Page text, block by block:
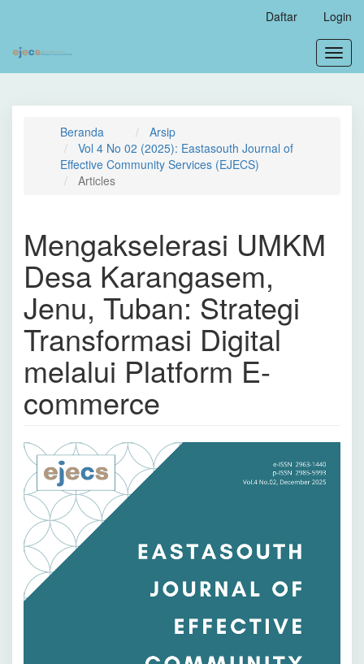
Utama
Bilah
Daftar Login
Beranda
Arsip
Vol 4 No 02 (2025): Eastasouth Journal of
Effective Community Services (EJECS)
Articles
Mengakselerasi UMKM
Desa Karangasem,
Jenu, Tuban: Strategi
Transformasi Digital
melalui Platform E-
commerce
Bilah
Samping
Artikel